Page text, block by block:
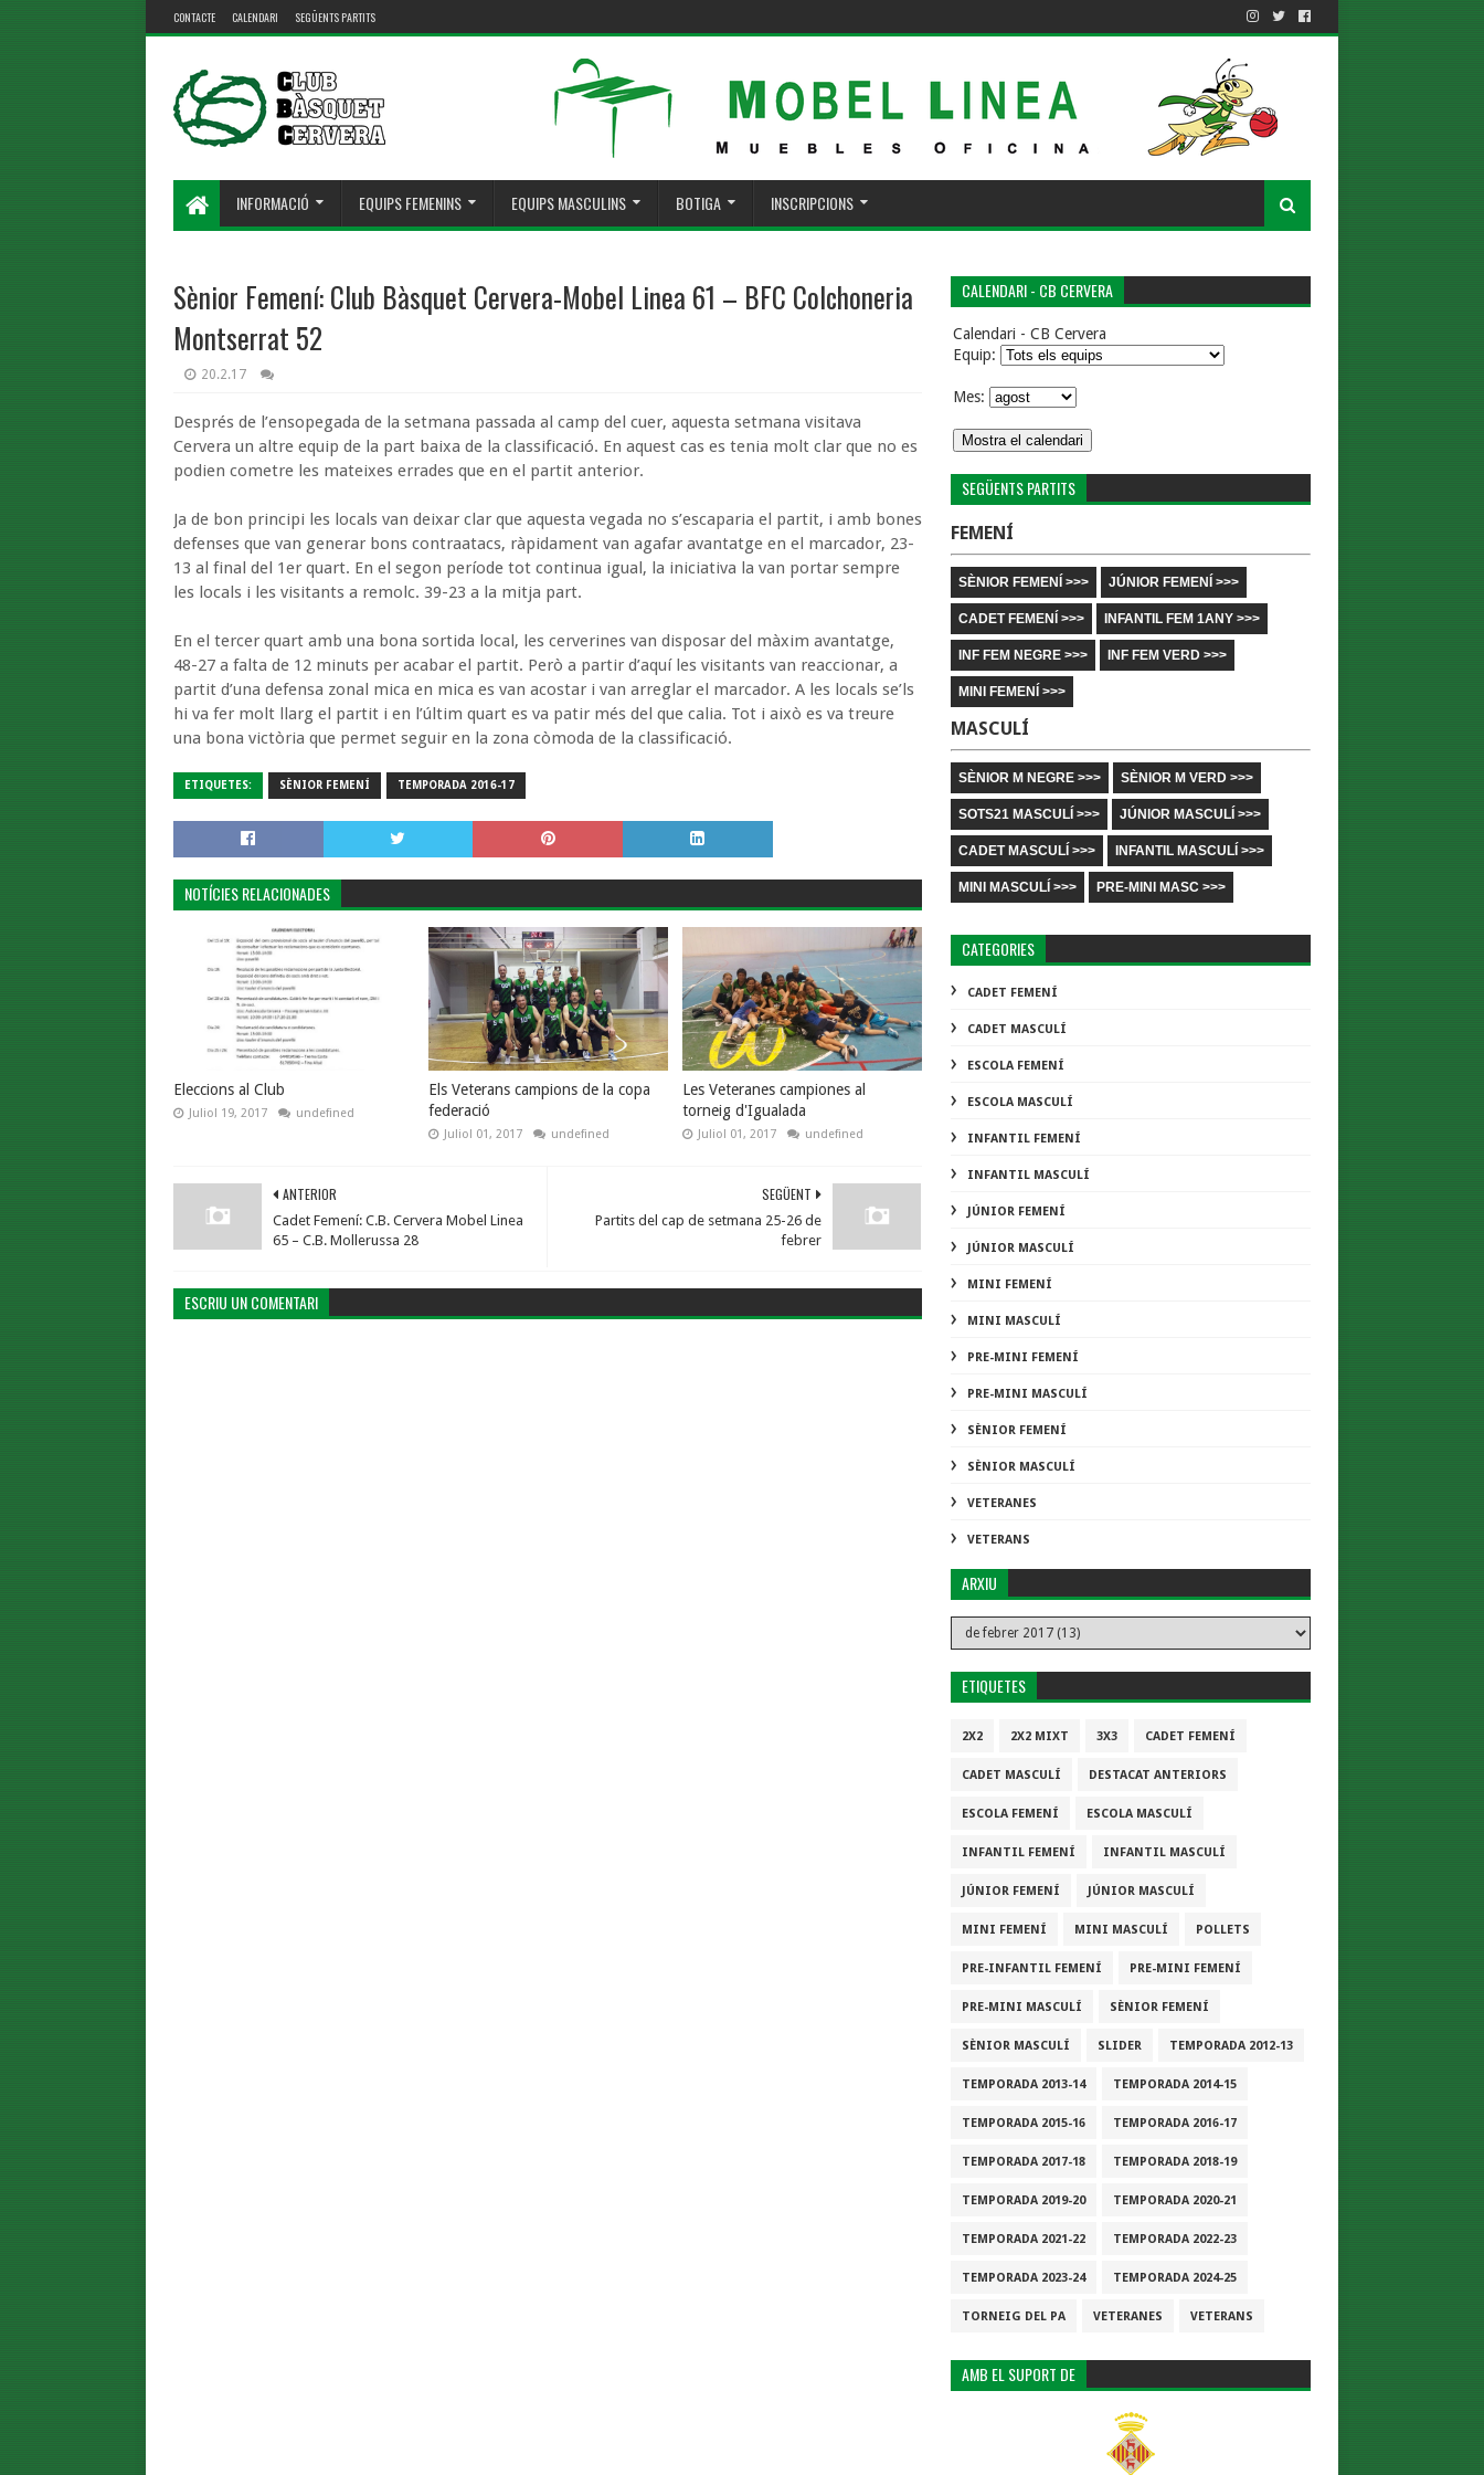
CONTACTE CALENDARI SEGÜENTS PARTITS
INFORMACIÓ EQUIPS FEMENINS EQUIPS MASCULINS BOTIGA INSCRIPCIONS
Sènior Femení: Club Bàsquet Cervera-Mobel Linea 61 – BFC Colchoneria
Montserrat 52
20.2.17
Després de l’ensopegada de la setmana passada al camp del cuer, aquesta setmana visitava
Cervera un altre equip de la part baixa de la classificació. En aquest cas es tenia molt clar que no es
podien cometre les mateixes errades que en el partit anterior.
Ja de bon principi les locals van deixar clar que aquesta vegada no s’escaparia el partit, i amb bones
defenses que van generar bons contraatacs, ràpidament van agafar avantatge en el marcador, 23-
13 al final del 1er quart. En el segon període tot continua igual, la iniciativa la van portar sempre
les locals i les visitants a remolc. 39-23 a la mitja part.
En el tercer quart amb una bona sortida local, les cerverines van disposar del màxim avantatge,
48-27 a falta de 12 minuts per acabar el partit. Però a partir d’aquí les visitants van reaccionar, a
partit d’una defensa zonal mica en mica es van acostar i van arreglar el marcador. A les locals se’ls
hi va fer molt llarg el partit i en l’últim quart es va patir més del que calia. Tot i això es va treure
una bona victòria que permet seguir en la zona còmoda de la classificació.
ETIQUETES: SÈNIOR FEMENÍ TEMPORADA 2016-17
NOTÍCIES RELACIONADES
Eleccions al Club
Juliol 19, 2017 undefined
Els Veterans campions de la copa
federació
Juliol 01, 2017 undefined
Les Veteranes campiones al
torneig d'Igualada
Juliol 01, 2017 undefined
SEGÜENT
Partits del cap de setmana 25-26 de
febrer
ANTERIOR
Cadet Femení: C.B. Cervera Mobel Linea
65 – C.B. Mollerussa 28
ESCRIU UN COMENTARI
CALENDARI - CB CERVERA
Calendari - CB Cervera
Equip:
Mes:
SEGÜENTS PARTITS
FEMENÍ
SÈNIOR FEMENÍ >>> JÚNIOR FEMENÍ >>>
CADET FEMENÍ >>> INFANTIL FEM 1ANY >>>
INF FEM NEGRE >>> INF FEM VERD >>>
MINI FEMENÍ >>>
MASCULÍ
SÈNIOR M NEGRE >>> SÈNIOR M VERD >>>
SOTS21 MASCULÍ >>> JÚNIOR MASCULÍ >>>
CADET MASCULÍ >>> INFANTIL MASCULÍ >>>
MINI MASCULÍ >>> PRE-MINI MASC >>>
CATEGORIES
CADET FEMENÍ
CADET MASCULÍ
ESCOLA FEMENÍ
ESCOLA MASCULÍ
INFANTIL FEMENÍ
INFANTIL MASCULÍ
JÚNIOR FEMENÍ
JÚNIOR MASCULÍ
MINI FEMENÍ
MINI MASCULÍ
PRE-MINI FEMENÍ
PRE-MINI MASCULÍ
SÈNIOR FEMENÍ
SÈNIOR MASCULÍ
VETERANES
VETERANS
ARXIU
ETIQUETES
2X2 2X2 MIXT 3X3 CADET FEMENÍ
CADET MASCULÍ DESTACAT ANTERIORS
ESCOLA FEMENÍ ESCOLA MASCULÍ
INFANTIL FEMENÍ INFANTIL MASCULÍ
JÚNIOR FEMENÍ JÚNIOR MASCULÍ
MINI FEMENÍ MINI MASCULÍ POLLETS
PRE-INFANTIL FEMENÍ PRE-MINI FEMENÍ
PRE-MINI MASCULÍ SÈNIOR FEMENÍ
SÈNIOR MASCULÍ SLIDER TEMPORADA 2012-13
TEMPORADA 2013-14 TEMPORADA 2014-15
TEMPORADA 2015-16 TEMPORADA 2016-17
TEMPORADA 2017-18 TEMPORADA 2018-19
TEMPORADA 2019-20 TEMPORADA 2020-21
TEMPORADA 2021-22 TEMPORADA 2022-23
TEMPORADA 2023-24 TEMPORADA 2024-25
TORNEIG DEL PA VETERANES VETERANS
AMB EL SUPORT DE